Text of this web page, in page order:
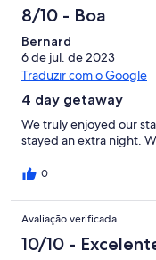
8/10 - Boa
Bernard
6 de jul. de 2023
Traduzir com o Google
4 day getaway
We truly enjoyed our
stayed an extra night.
0
Avaliação verificada
10/10 -